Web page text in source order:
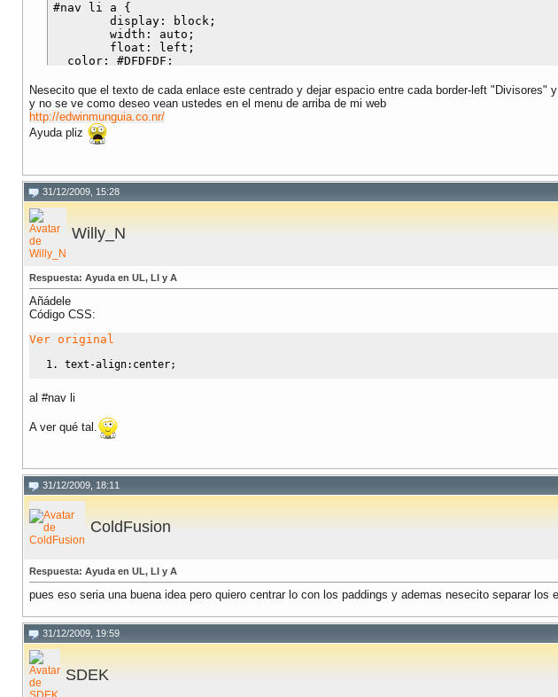
#nav li a {
  color: #DFDFDF;
  padding: 1px 6px 6px 1px;
  border-left: 1px #404040 solid;
}
#nav li a:hover {
Nesecito que el texto de cada enlace este centrado y dejar espacio entre cada border-left "Divisores"
y no se ve como deseo vean ustedes en el menu de arriba de mi web
http://edwinmunguia.co.nr/
Ayuda pliz
31/12/2009, 15:28
Willy_N
Respuesta: Ayuda en UL, LI y A
Añádele
Código CSS:
Ver original
text-align: center;
al #nav li
A ver qué tal.
31/12/2009, 18:11
ColdFusion
Respuesta: Ayuda en UL, LI y A
pues eso seria una buena idea pero quiero centrar lo con los paddings y ademas nesecito separar
31/12/2009, 19:59
SDEK